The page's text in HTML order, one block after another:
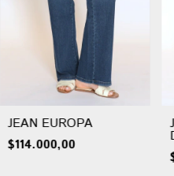
JEAN EUROPA
$114.000,00